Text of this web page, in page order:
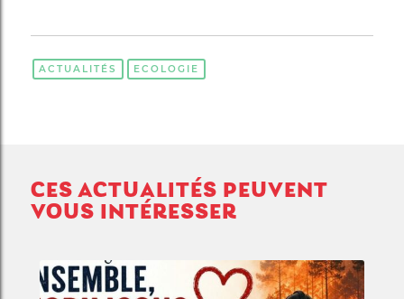
ACTUALITÉS ECOLOGIE
CES ACTUALITÉS PEUVENT
VOUS INTÉRESSER